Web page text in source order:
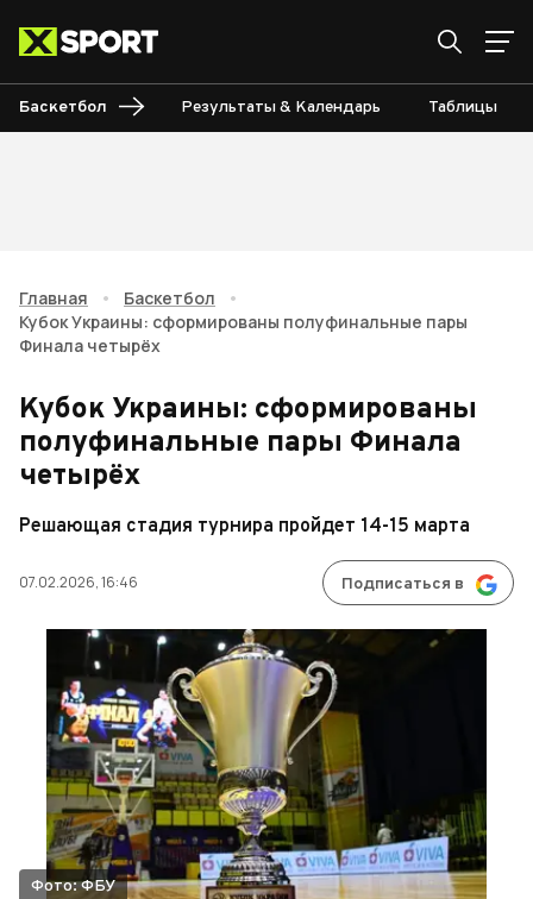
Баскетбол Результаты & Календарь Таблицы
Главная • Баскетбол
•
Кубок Украины: сформированы полуфинальные пары
Финала четырёх
Кубок Украины: сформированы
полуфинальные пары Финала
четырёх
Решающая стадия турнира пройдет 14-15 марта
07.02.2026, 16:46 Подписаться в
Фото: ФБУ